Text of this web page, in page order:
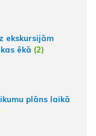
ekskursijām
ēkā (2)
plāns laikā